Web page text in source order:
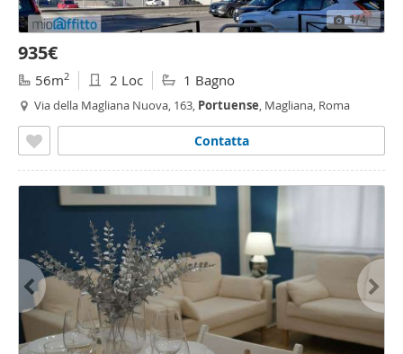
1/4
935€
56m2 2 Loc 1 Bagno
Via della Magliana Nuova, 163, Portuense, Magliana, Roma
Contatta